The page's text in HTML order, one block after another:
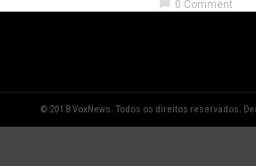
chat_bubble 0 Comment
© 2018 VoxNews. Todos os direitos reservados.